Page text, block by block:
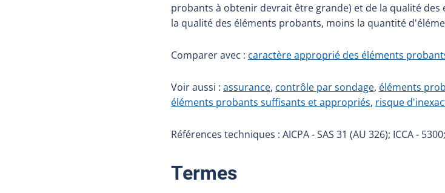
probants à obtenir devrait être grande) et de la qualité
la qualité des éléments probants, moins la quantité
Comparer avec : caractère approprié des éléments
Voir aussi : assurance, contrôle par sondage, éléments
éléments probants suffisants et appropriés, risque
Références techniques : AICPA - SAS 31 (AU 326); ICCA -
Termes: